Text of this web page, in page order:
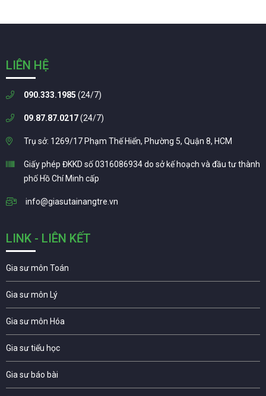
LIÊN HỆ
090.333.1985 (24/7)
09.87.87.0217(24/7)
Trụ sở: 1269/17 Phạm Thế Hiển, Phường 5, Quận 8, HCM
Giấy phép ĐKKD số 0316086934 do sở kế hoạch và đầu tư thành
phố Hồ Chí Minh cấp
info@giasutainangtre.vn
LINK - LIÊN KẾT
Gia sư môn Toán
Gia sư môn Lý
Gia sư môn Hóa
Gia sư tiểu học
Gia sư báo bài